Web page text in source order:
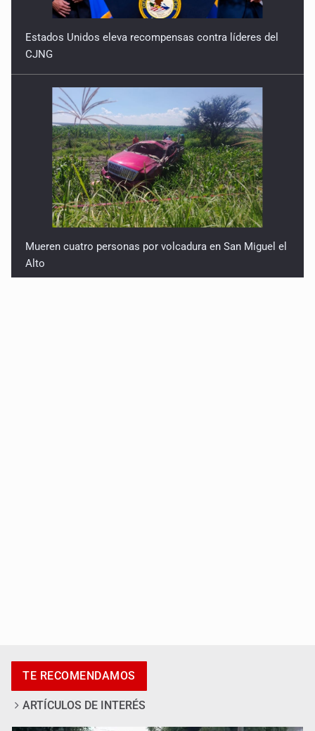
Estados Unidos eleva recompensas contra líderes del
CJNG
Mueren cuatro personas por volcadura en San Miguel el
Alto
Asesinan a tres luego de dos ataques armados
TE RECOMENDAMOS
ARTÍCULOS DE INTERÉS